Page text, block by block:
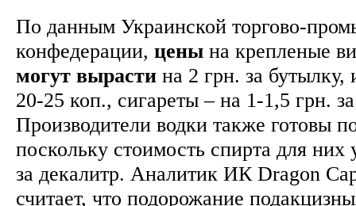
По данным Украинской торгово-
конфедерации, цены на крепленые
могут вырасти на 2 грн. за бутылку,
20-25 коп., сигареты – на 1-1,5 грн.
Производители водки также готовы
поскольку стоимость спирта для них
за декалитр. Аналитик ИК Dragon
считает, что подорожание